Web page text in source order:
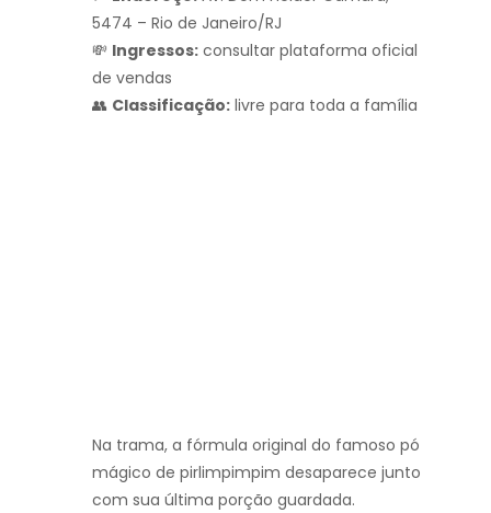
5474 – Rio de Janeiro/RJ
💸 Ingressos: consultar plataforma oficial
de vendas
👥 Classificação: livre para toda a família
Na trama, a fórmula original do famoso pó
mágico de pirlimpimpim desaparece junto
com sua última porção guardada.